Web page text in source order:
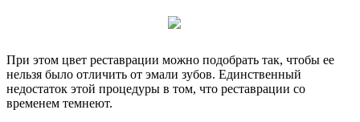
При этом цвет реставрации можно подобрать так, чтобы ее
нельзя было отличить от эмали зубов. Единственный
недостаток этой процедуры в том, что реставрации со
временем темнеют.